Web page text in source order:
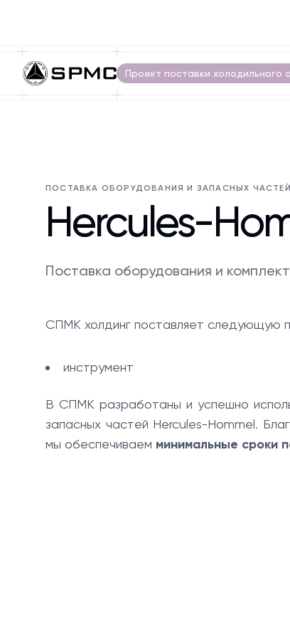
Проект поставки холодильного
ПОСТАВКА ОБОРУДОВАНИЯ И ЗАПАСНЫХ ЧАСТЕЙ,
Hercules-
Поставка оборудования и
СПМК холдинг поставляет следующую
инструмент
В СПМК разработаны и успешно
запасных частей Hercules-Hommel.
мы обеспечиваем минимальные сроки